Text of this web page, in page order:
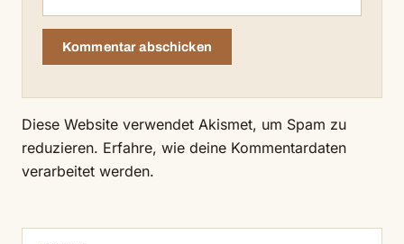
Diese Website verwendet Akismet, um Spam zu
reduzieren. Erfahre, wie deine Kommentardaten
verarbeitet werden.